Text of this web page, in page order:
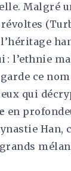
Malgré
: l’ethnie
ce
qui
en
Han,